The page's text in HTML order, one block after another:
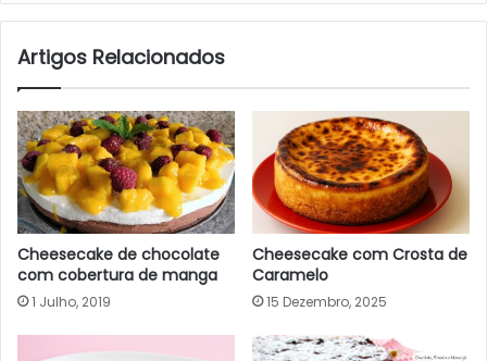
Artigos Relacionados
Cheesecake de chocolate
com cobertura de manga
1 Julho, 2019
Cheesecake com Crosta de
Caramelo
15 Dezembro, 2025